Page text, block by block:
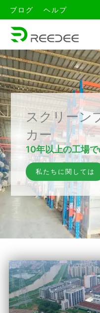
ブログ ヘルプ
スクリーン
カー
10年以上の工場
私たちに関しては